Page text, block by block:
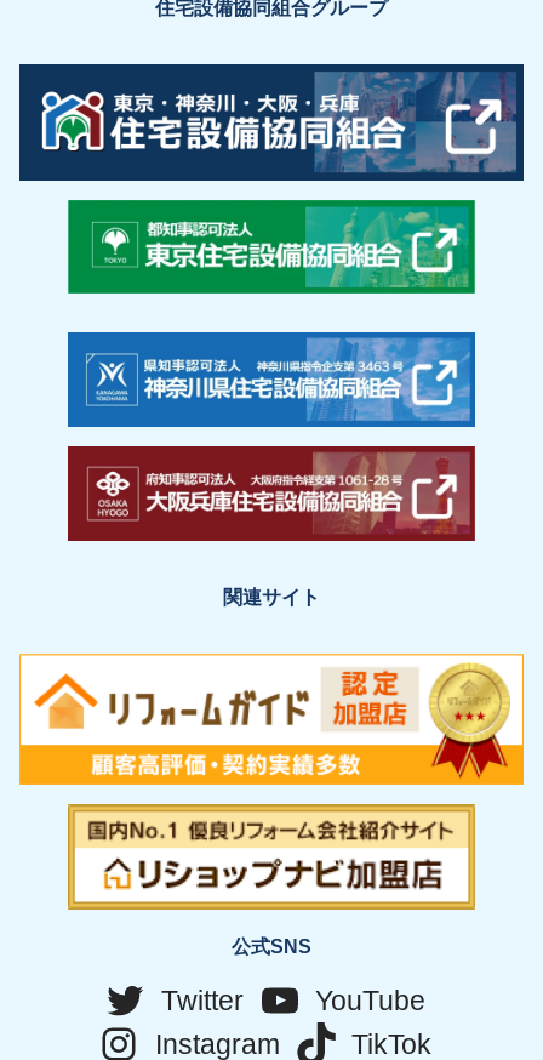
住宅設備協同組合グループ
関連サイト
公式SNS
Twitter
YouTube
Instagram
TikTok